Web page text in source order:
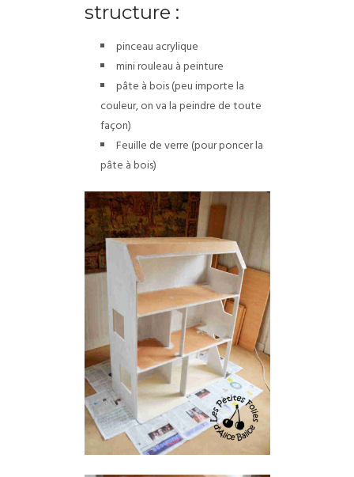
structure :
pinceau acrylique
mini rouleau à peinture
pâte à bois (peu importe la
couleur, on va la peindre de toute
façon)
Feuille de verre (pour poncer la
pâte à bois)